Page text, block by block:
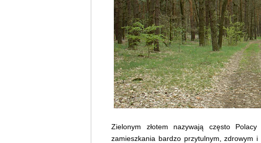
Zielonym złotem nazywają często
zamieszkania bardzo przytulnym, zdrowym